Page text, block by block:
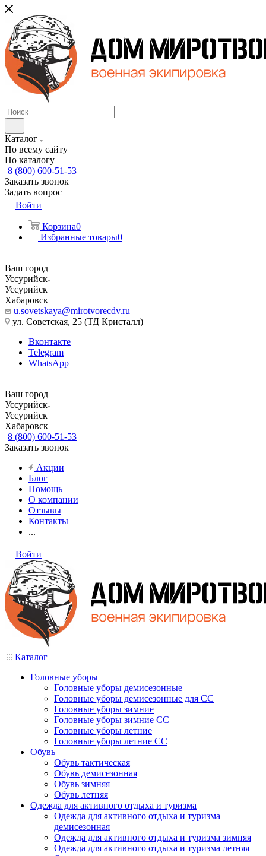
Каталог
По всему сайту
По каталогу
8 (800) 600-51-53
Заказать звонок
Задать вопрос
Войти
Корзина0
Избранные товары0
Ваш город
Уссурийск
Уссурийск
Хабаровск
u.sovetskaya@mirotvorecdv.ru
ул. Советская, 25 (ТД Кристалл)
Вконтакте
Telegram
WhatsApp
Ваш город
Уссурийск
Уссурийск
Хабаровск
8 (800) 600-51-53
Заказать звонок
Акции
Блог
Помощь
О компании
Отзывы
Контакты
...
Войти
Каталог
Головные уборы
Головные уборы демисезонные
Головные уборы демисезонные для СС
Головные уборы зимние
Головные уборы зимние СС
Головные уборы летние
Головные уборы летние СС
Обувь
Обувь тактическая
Обувь демисезонная
Обувь зимняя
Обувь летняя
Одежда для активного отдыха и туризма
Одежда для активного отдыха и туризма
демисезонная
Одежда для активного отдыха и туризма зимняя
Одежда для активного отдыха и туризма летняя